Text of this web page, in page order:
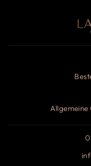
Allgemeine